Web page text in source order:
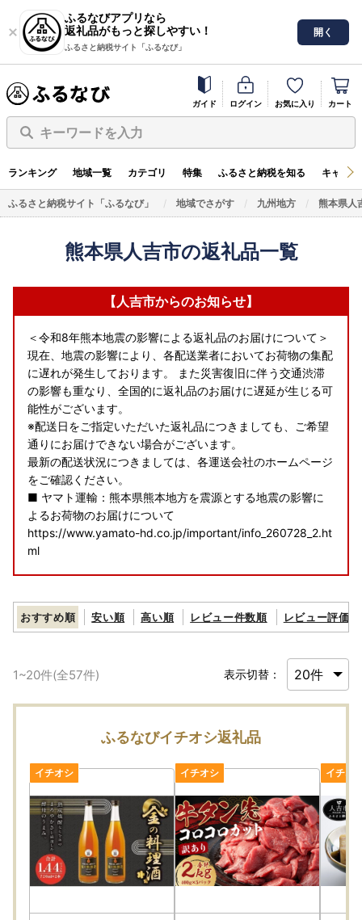
ふるなびアプリなら
返礼品がもっと探しやすい！
ふるさと納税サイト「ふるなび」
開く
ガイド ログイン お気に入り カート
キーワードを入力
ランキング 地域一覧 カテゴリ 特集 ふるさと納税を知る キャン
ふるさと納税サイト「ふるなび」 地域でさがす 九州地方 熊本県人
熊本県人吉市の返礼品一覧
【人吉市からのお知らせ】
＜令和8年熊本地震の影響による返礼品のお届けについて＞
現在、地震の影響により、各配送業者においてお荷物の集配
に遅れが発生しております。 また災害復旧に伴う交通渋滞
の影響も重なり、全国的に返礼品のお届けに遅延が生じる可
能性がございます。
※配送日をご指定いただいた返礼品につきましても、ご希望
通りにお届けできない場合がございます。
最新の配送状況につきましては、各運送会社のホームページ
をご確認ください。
■ ヤマト運輸：熊本県熊本地方を震源とする地震の影響に
よるお荷物のお届けについて
https://www.yamato-hd.co.jp/important/info_260728_2.ht
ml
https://www2.sagawa-exp.co.jp/information/detail/406/
https://www.post.japanpost.jp/newsrelease/pressrelease/
寄附者の皆様にはご不便、ご迷惑をおかけし誠に申し訳ござ
いませんが、何卒ご理解賜りますようお願い申し上げます。
＜詐欺サイト、怪しいSNSの投稿にご注意ください＞
SNSで寄附額よりも高い報酬が得られる寄附を誘導して、個
人情報を騙し取る被害が確認されています｡
怪しいと感じた場合は、お申込みされる前に人吉市までご確
認いただく等、悪質な詐欺には十分ご注意ください｡
人吉市のふるさと納税寄附申し込みサイトにつきましては、
公式HPにてご確認ください｡
おすすめ順 安い順 高い順 レビュー件数順 レビュー評価順
1~20件(全57件) 表示切替：
ふるなびイチオシ返礼品